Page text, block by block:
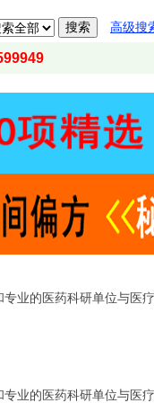
高级搜
业的医药科研单位与
业的医药科研单位与医